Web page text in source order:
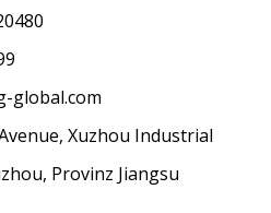
global.com
Xuzhou Industrial
Provinz Jiangsu